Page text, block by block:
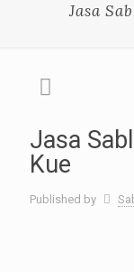
Jasa
Jasa
Kue
Published by